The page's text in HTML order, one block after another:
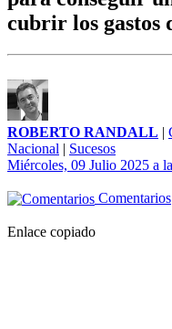
cubrir los gastos
ROBERTO RANDALL |
Nacional | Sucesos
Miércoles, 09 Julio 2025 a
Comentarios
Enlace copiado